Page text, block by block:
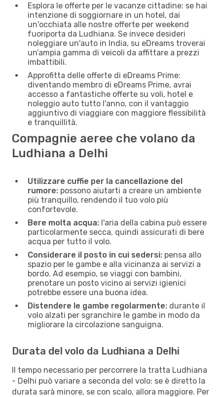
Esplora le offerte per le vacanze cittadine: se hai
intenzione di soggiornare in un hotel, dai
un'occhiata alle nostre offerte per weekend
fuoriporta da Ludhiana. Se invece desideri
noleggiare un'auto in India, su eDreams troverai
un’ampia gamma di veicoli da affittare a prezzi
imbattibili.
Approfitta delle offerte di eDreams Prime:
diventando membro di eDreams Prime, avrai
accesso a fantastiche offerte su voli, hotel e
noleggio auto tutto l'anno, con il vantaggio
aggiuntivo di viaggiare con maggiore flessibilità
e tranquillità.
Compagnie aeree che volano da
Ludhiana a Delhi
Utilizzare cuffie per la cancellazione del
rumore: possono aiutarti a creare un ambiente
più tranquillo, rendendo il tuo volo più
confortevole.
Bere molta acqua: l'aria della cabina può essere
particolarmente secca, quindi assicurati di bere
acqua per tutto il volo.
Considerare il posto in cui sedersi: pensa allo
spazio per le gambe e alla vicinanza ai servizi a
bordo. Ad esempio, se viaggi con bambini,
prenotare un posto vicino ai servizi igienici
potrebbe essere una buona idea.
Distendere le gambe regolarmente: durante il
volo alzati per sgranchire le gambe in modo da
migliorare la circolazione sanguigna.
Durata del volo da Ludhiana a Delhi
Il tempo necessario per percorrere la tratta Ludhiana
- Delhi può variare a seconda del volo: se è diretto la
durata sarà minore, se con scalo, allora maggiore. Per